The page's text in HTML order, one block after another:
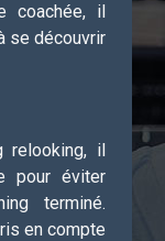
coachée, il
se découvrir
relooking, il
pour éviter
terminé.
en compte